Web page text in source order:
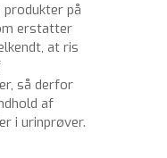
på
erstatter
at ris
så derfor
af
i urinprøver.